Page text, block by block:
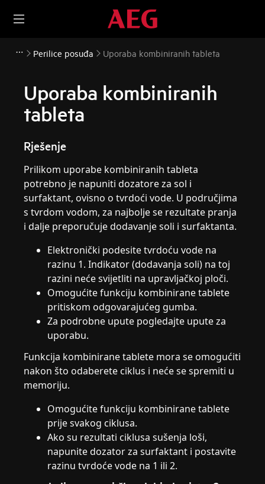
Perilice posuđa Uporaba kombiniranih tableta
Uporaba kombiniranih
tableta
Rješenje
Prilikom uporabe kombiniranih tableta
potrebno je napuniti dozatore za sol i
surfaktant, ovisno o tvrdoći vode. U područjima
s tvrdom vodom, za najbolje se rezultate pranja
i dalje preporučuje dodavanje soli i surfaktanta.
Elektronički podesite tvrdoću vode na
razinu 1. Indikator (dodavanja soli) na toj
razini neće svijetliti na upravljačkoj ploči.
Omogućite funkciju kombinirane tablete
pritiskom odgovarajućeg gumba.
Za podrobne upute pogledajte upute za
uporabu.
Funkcija kombinirane tablete mora se omogućiti
nakon što odaberete ciklus i neće se spremiti u
memoriju.
Omogućite funkciju kombinirane tablete
prije svakog ciklusa.
Ako su rezultati ciklusa sušenja loši,
napunite dozator za surfaktant i postavite
razinu tvrdoće vode na 1 ili 2.